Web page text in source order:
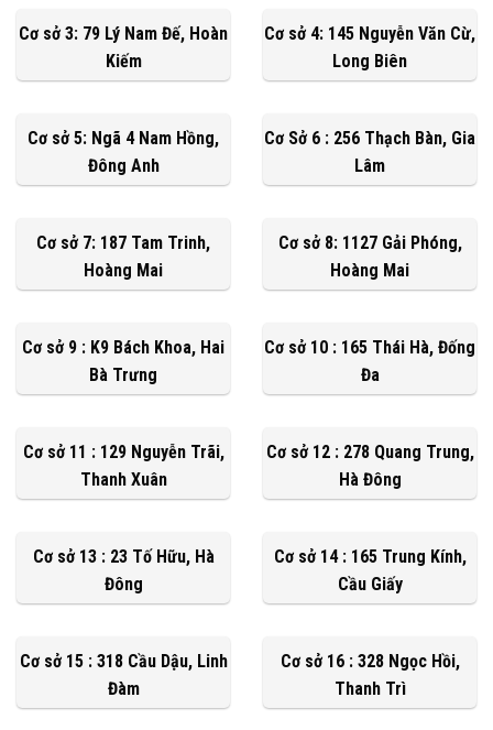
Cơ sở 3: 79 Lý Nam Đế, Hoàn
Kiếm
Cơ sở 4: 145 Nguyễn Văn Cừ,
Long Biên
Cơ sở 5: Ngã 4 Nam Hồng,
Đông Anh
Cơ Sở 6 : 256 Thạch Bàn, Gia
Lâm
Cơ sở 7: 187 Tam Trinh,
Hoàng Mai
Cơ sở 8: 1127 Gải Phóng,
Hoàng Mai
Cơ sở 9 : K9 Bách Khoa, Hai
Bà Trưng
Cơ sở 10 : 165 Thái Hà, Đống
Đa
Cơ sở 11 : 129 Nguyễn Trãi,
Thanh Xuân
Cơ sở 12 : 278 Quang Trung,
Hà Đông
Cơ sở 13 : 23 Tố Hữu, Hà
Đông
Cơ sở 14 : 165 Trung Kính,
Cầu Giấy
Cơ sở 15 : 318 Cầu Dậu, Linh
Đàm
Cơ sở 16 : 328 Ngọc Hồi,
Thanh Trì